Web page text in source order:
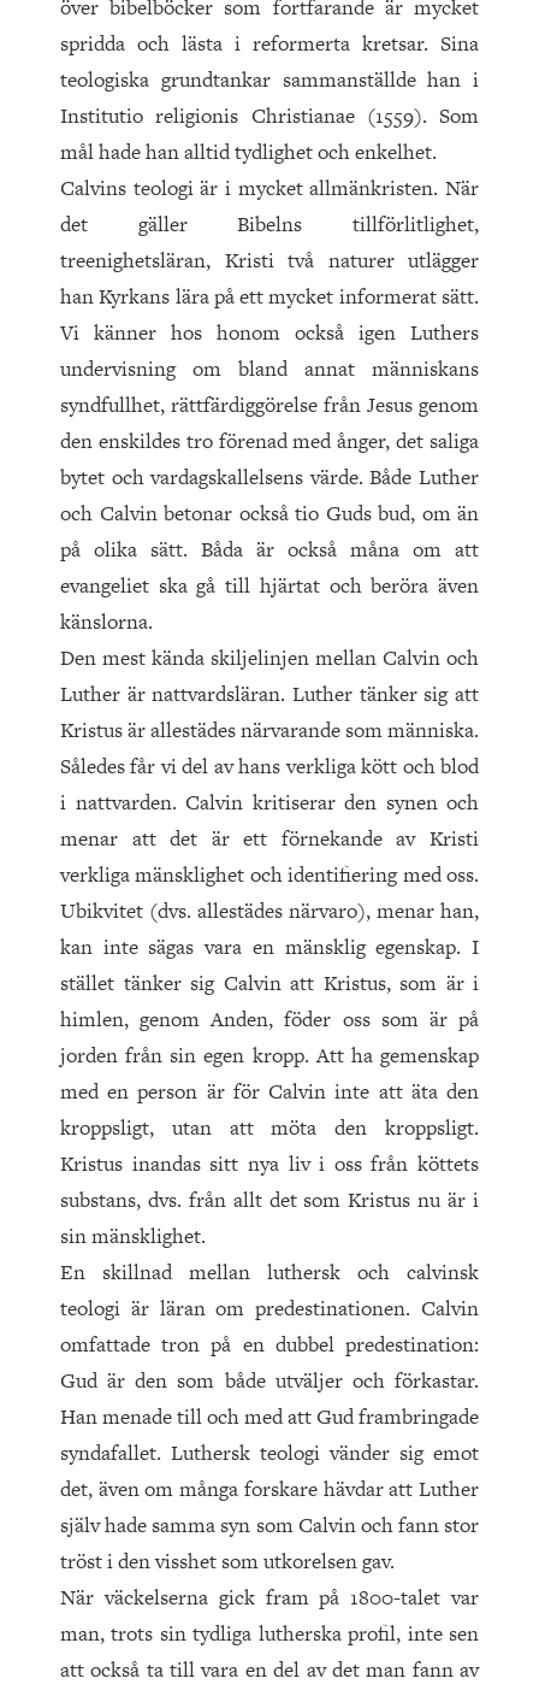
över bibelböcker som fortfarande är mycket
spridda och lästa i reformerta kretsar. Sina
teologiska grundtankar sammanställde han i
Institutio religionis Christianae (1559). Som
mål hade han alltid tydlighet och enkelhet.
Calvins teologi är i mycket allmänkristen. När
det gäller Bibelns tillförlitlighet,
treenighetsläran, Kristi två naturer utlägger
han Kyrkans lära på ett mycket informerat sätt.
Vi känner hos honom också igen Luthers
undervisning om bland annat människans
syndfullhet, rättfärdiggörelse från Jesus genom
den enskildes tro förenad med ånger, det saliga
bytet och vardagskallelsens värde. Både Luther
och Calvin betonar också tio Guds bud, om än
på olika sätt. Båda är också måna om att
evangeliet ska gå till hjärtat och beröra även
känslorna.
Den mest kända skiljelinjen mellan Calvin och
Luther är nattvardsläran. Luther tänker sig att
Kristus är allestädes närvarande som människa.
Således får vi del av hans verkliga kött och blod
i nattvarden. Calvin kritiserar den synen och
menar att det är ett förnekande av Kristi
verkliga mänsklighet och identifiering med oss.
Ubikvitet (dvs. allestädes närvaro), menar han,
kan inte sägas vara en mänsklig egenskap. I
stället tänker sig Calvin att Kristus, som är i
himlen, genom Anden, föder oss som är på
jorden från sin egen kropp. Att ha gemenskap
med en person är för Calvin inte att äta den
kroppsligt, utan att möta den kroppsligt.
Kristus inandas sitt nya liv i oss från köttets
substans, dvs. från allt det som Kristus nu är i
sin mänsklighet.
En skillnad mellan luthersk och calvinsk
teologi är läran om predestinationen. Calvin
omfattade tron på en dubbel predestination:
Gud är den som både utväljer och förkastar.
Han menade till och med att Gud frambringade
syndafallet. Luthersk teologi vänder sig emot
det, även om många forskare hävdar att Luther
själv hade samma syn som Calvin och fann stor
tröst i den visshet som utkorelsen gav.
När väckelserna gick fram på 1800-talet var
man, trots sin tydliga lutherska profil, inte sen
att också ta till vara en del av det man fann av